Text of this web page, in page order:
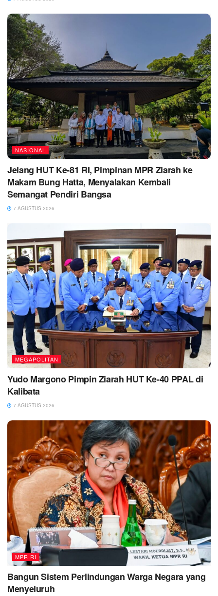
NASIONAL
Jelang HUT Ke-81 RI, Pimpinan MPR Ziarah ke
Makam Bung Hatta, Menyalakan Kembali
Semangat Pendiri Bangsa
7 AGUSTUS 2026
MEGAPOLITAN
Yudo Margono Pimpin Ziarah HUT Ke-40 PPAL di
Kalibata
7 AGUSTUS 2026
MPR RI
Bangun Sistem Perlindungan Warga Negara yang
Menyeluruh